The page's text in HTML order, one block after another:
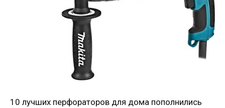
10 лучших перфораторов для дома пополнились